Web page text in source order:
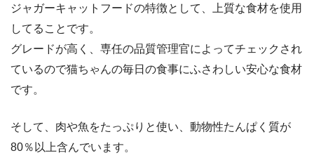
ジャガーキャットフードの特徴として、上質な食材を使用
してることです。
グレードが高く、専任の品質管理官によってチェックされ
ているので猫ちゃんの毎日の食事にふさわしい安心な食材
です。
そして、肉や魚をたっぷりと使い、動物性たんぱく質が
80％以上含んでいます。